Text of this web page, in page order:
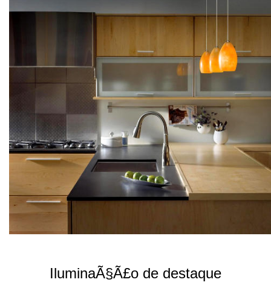
IluminaÃ§Ã£o de destaque